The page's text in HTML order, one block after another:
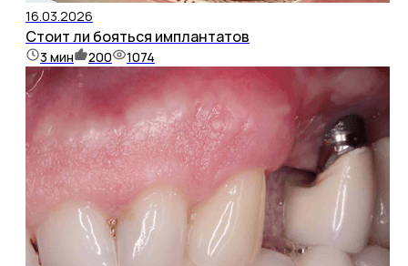
16.03.2026
Стоит ли бояться имплантатов
3 мин 200 1074